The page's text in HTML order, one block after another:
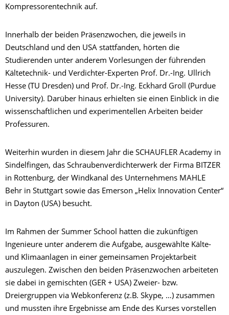
Kompressorentechnik auf.
Innerhalb der beiden Präsenzwochen, die jeweils in
Deutschland und den USA stattfanden, hörten die
Studierenden unter anderem Vorlesungen der führenden
Kältetechnik- und Verdichter-Experten Prof. Dr.-Ing. Ullrich
Hesse (TU Dresden) und Prof. Dr.-Ing. Eckhard Groll (Purdue
University). Darüber hinaus erhielten sie einen Einblick in die
wissenschaftlichen und experimentellen Arbeiten beider
Professuren.
Weiterhin wurden in diesem Jahr die SCHAUFLER Academy in
Sindelfingen, das Schraubenverdichterwerk der Firma BITZER
in Rottenburg, der Windkanal des Unternehmens MAHLE
Behr in Stuttgart sowie das Emerson „Helix Innovation Center“
in Dayton (USA) besucht.
Im Rahmen der Summer School hatten die zukünftigen
Ingenieure unter anderem die Aufgabe, ausgewählte Kälte-
und Klimaanlagen in einer gemeinsamen Projektarbeit
auszulegen. Zwischen den beiden Präsenzwochen arbeiteten
sie dabei in gemischten (GER + USA) Zweier- bzw.
Dreiergruppen via Webkonferenz (z.B. Skype, …) zusammen
und mussten ihre Ergebnisse am Ende des Kurses vorstellen